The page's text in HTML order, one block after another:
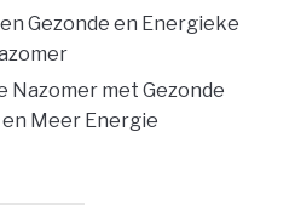
Gezonde en Energieke
Nazomer met Gezonde
Meer Energie